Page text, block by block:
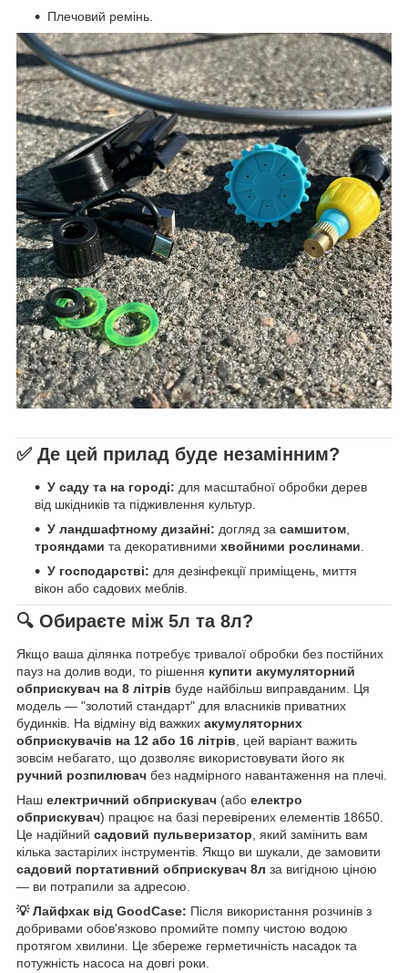
Плечовий ремінь.
✅ Де цей прилад буде незамінним?
У саду та на городі: для масштабної обробки дерев
від шкідників та підживлення культур.
У ландшафтному дизайні: догляд за самшитом
трояндами та декоративними хвойними рослинами
У господарстві: для дезінфекції приміщень, миття
вікон або садових меблів.
🔍 Обираєте між 5л та 8л?
Якщо ваша ділянка потребує тривалої обробки без постійних
пауз на долив води, то рішення купити акумуляторний
обприскувач на 8 літрів буде найбільш виправданим. Ця
модель — "золотий стандарт" для власників приватних
будинків. На відміну від важких акумуляторних
обприскувачів на 12 або 16 літрів , цей варіант важить
зовсім небагато, що дозволяє використовувати його як
ручний розпилювач без надмірного навантаження на плечі.
Наш електричний обприскувач (або електро
обприскувач) працює на базі перевірених елементів 18650.
Це надійний садовий пульверизатор , який замінить вам
кілька застарілих інструментів. Якщо ви шукали, де замовити
садовий портативний обприскувач 8л за вигідною ціною
— ви потрапили за адресою.
💡 Лайфхак від GoodCase: Після використання розчинів з
добривами обов'язково промийте помпу чистою водою
протягом хвилини. Це збереже герметичність насадок та
потужність насоса на довгі роки.